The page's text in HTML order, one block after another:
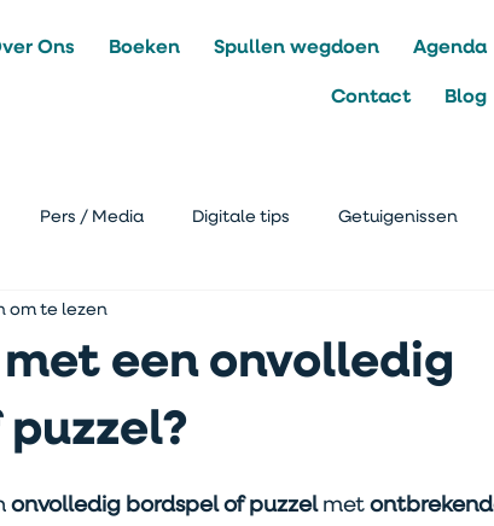
Ons Boeken Spullen wegdoen Agenda
Contact Blog
Pers / Media Digitale tips Getuigenissen
een onvolledig
om te lezen
onvolledig bordspel of puzzel met